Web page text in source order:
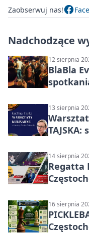
Zaobserwuj nas!
Nadchodzące
12 sierpnia
BlaBla
13 sierpnia
TAJSKA:
14 sierpnia
Regatta
16 sierpnia